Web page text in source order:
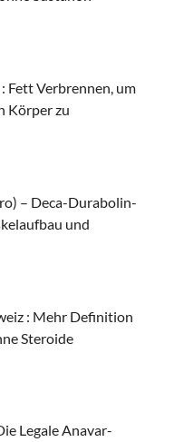
Fett Verbrennen, um
Körper zu
– Deca-Durabolin-
und
: Mehr Definition
Steroide
Legale Anavar-